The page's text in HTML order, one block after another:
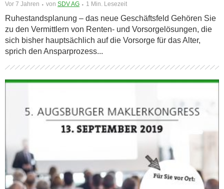
Vor 7 Jahren von SDV AG 1 Min. Lesezeit
Ruhestandsplanung – das neue Geschäftsfeld Gehören Sie
zu den Vermittlern von Renten- und Vorsorgelösungen, die
sich bisher hauptsächlich auf die Vorsorge für das Alter,
sprich den Ansparprozess...